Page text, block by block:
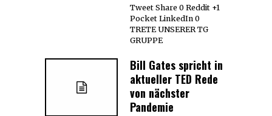
Tweet Share 0 Reddit +1
Pocket LinkedIn 0
TRETE UNSERER TG
GRUPPE
Bill Gates spricht in
aktueller TED Rede
von nächster
Pandemie